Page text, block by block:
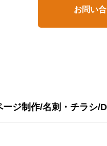
お問い
ージ制作/名刺・チラシ/